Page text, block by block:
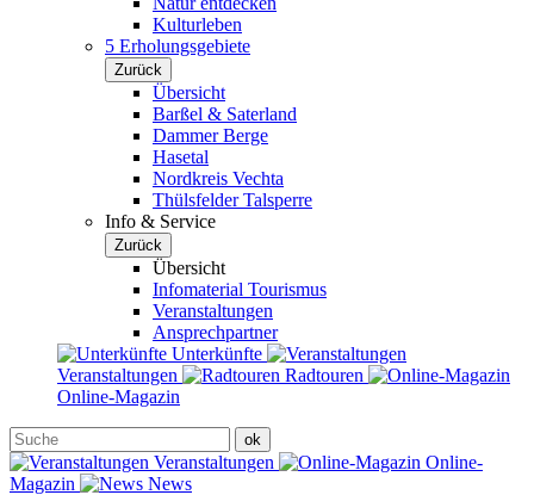
Kulturleben
5 Erholungsgebiete
Zurück
Übersicht
Barßel & Saterland
Dammer Berge
Hasetal
Nordkreis Vechta
Thülsfelder Talsperre
Info & Service
Zurück
Übersicht
Infomaterial Tourismus
Veranstaltungen
Ansprechpartner
Unterkünfte
Veranstaltungen
Radtouren
Online-Magazin
Veranstaltungen
Online-
Magazin
News